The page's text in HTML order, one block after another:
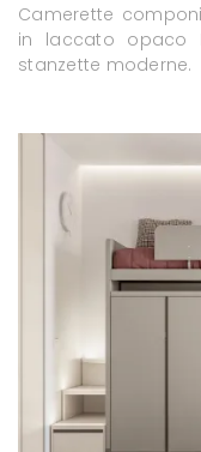
Camerette
in laccato opaco
stanzette moderne.